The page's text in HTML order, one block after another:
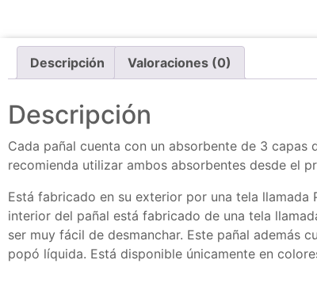
Descripción Valoraciones (0)
Descripción
Cada pañal cuenta con un absorbente de 3
recomienda utilizar ambos absorbentes desde el
Está fabricado en su exterior por una tela llamada
interior del pañal está fabricado de una tela
ser muy fácil de desmanchar. Este pañal además
popó líquida. Está disponible únicamente en